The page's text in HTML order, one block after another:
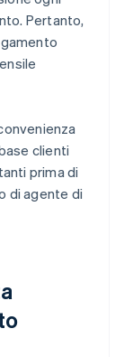
Pertanto,
clienti
prima di
di agente di